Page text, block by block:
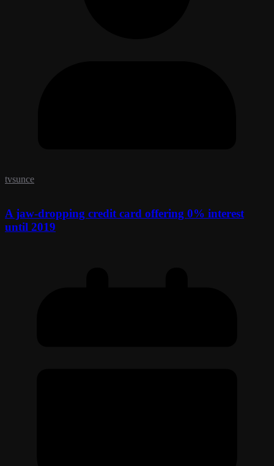
tvsunce
A jaw-dropping credit card offering 0% interest
until 2019